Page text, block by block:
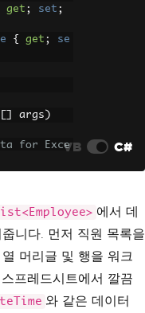
get ; set ;
{ get ;
se
args )
for Exce
,
Nam
=
"Eng
(2020 , 3,
VB C#
에서 데
니다. 먼저 직원 목록을
머리글 및 행을 워크
프레드시트에서 깔끔
와 같은 데이터